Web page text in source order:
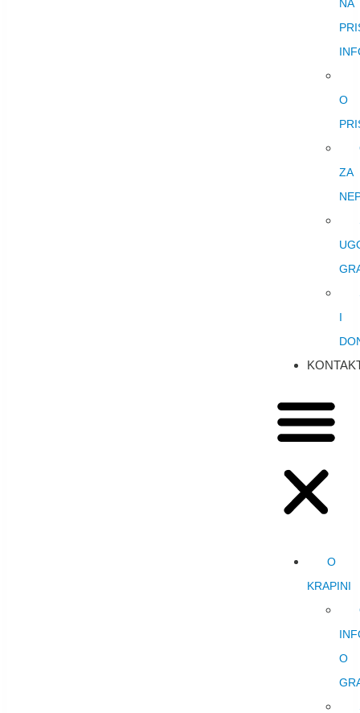
NA
O
ZA
I
O
KRAPINI
O